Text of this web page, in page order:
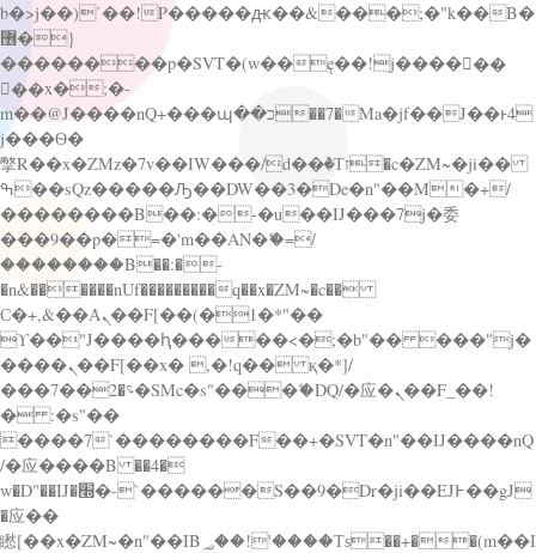
b�>j��)΄��!P�����ԫ��&���;�"k��B�
޶�}
��������p�SVT�(w��ę��!j������
��x�;�-
m��@J����nQ+���պ��כ��7�Ma�jf��J��ͱ4
j���Ѳ�
撆R��x�ZMz�7v��IW���/d��ٞ�Тז�c�ZM~�ji��
ߒ��sQz�����Ԡ��DW��3�De�n"��M�+/
��������B��:�-�u��IJ���7j�委
���9��p�=�'m��AN�ޭ�=/
��������B��:�-
�n&������nUf���������q��x�ZM~�c��
Ϲ�+,&��Ὰܢ��F[��(�1�*"��
ϒ��"J����ԧ�����<�;�b"�� ���"j�
����ܢ��F[��x� ,�!q�� қ�*]/
���؝�2��7�SMc�s"���ޭ�DQ/�应�ܢ��F_��!
� :�s"��
����7`��������F��+�SVT�n"��IJ����nQ
/�应����B ��4�
w�D"��IJ�׭�-`������S��9�Dr�ji��EJ߅��gJ
�应��
矁[��x�ZM~�n"��IB؃��!'����Тѕ��+��(m��I